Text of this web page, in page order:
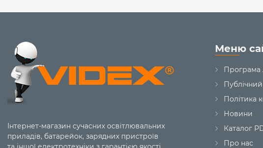
Інтернет-магазин сучасних освітлювальних
приладів, батарейок, зарядних пристроїв
Меню
Програма
Політика
Новини
Каталог
Про нас